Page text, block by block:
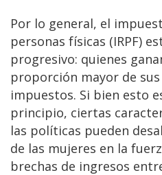
Por lo general, el
personas físicas (IRPF)
progresivo: quienes
proporción mayor de
impuestos. Si bien esto
principio, ciertas
las políticas pueden
de las mujeres en la
brechas de ingresos